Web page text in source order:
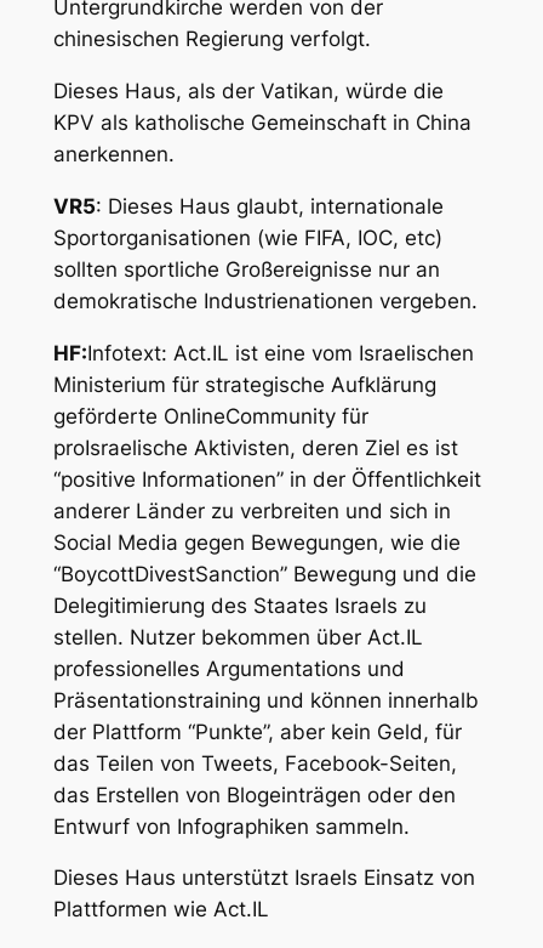
Untergrundkirche werden von der
chinesischen Regierung verfolgt.
Dieses Haus, als der Vatikan, würde die
KPV als katholische Gemeinschaft in China
anerkennen.
VR5: Dieses Haus glaubt, internationale
Sportorganisationen (wie FIFA, IOC, etc)
sollten sportliche Großereignisse nur an
demokratische Industrienationen vergeben.
HF:Infotext: Act.IL ist eine vom Israelischen
Ministerium für strategische Aufklärung
geförderte OnlineCommunity für
proIsraelische Aktivisten, deren Ziel es ist
“positive Informationen” in der Öffentlichkeit
anderer Länder zu verbreiten und sich in
Social Media gegen Bewegungen, wie die
“BoycottDivestSanction” Bewegung und die
Delegitimierung des Staates Israels zu
stellen. Nutzer bekommen über Act.IL
professionelles Argumentations und
Präsentationstraining und können innerhalb
der Plattform “Punkte”, aber kein Geld, für
das Teilen von Tweets, Facebook-Seiten,
das Erstellen von Blogeinträgen oder den
Entwurf von Infographiken sammeln.
Dieses Haus unterstützt Israels Einsatz von
Plattformen wie Act.IL